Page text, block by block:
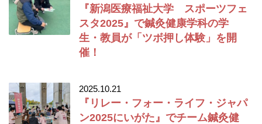
『新潟医療福祉大学 スポーツフェ
スタ2025』で鍼灸健康学科の学
生・教員が「ツボ押し体験」を開
催！
2025.10.21
『リレー・フォー・ライフ・ジャパ
ン2025にいがた』でチーム鍼灸健